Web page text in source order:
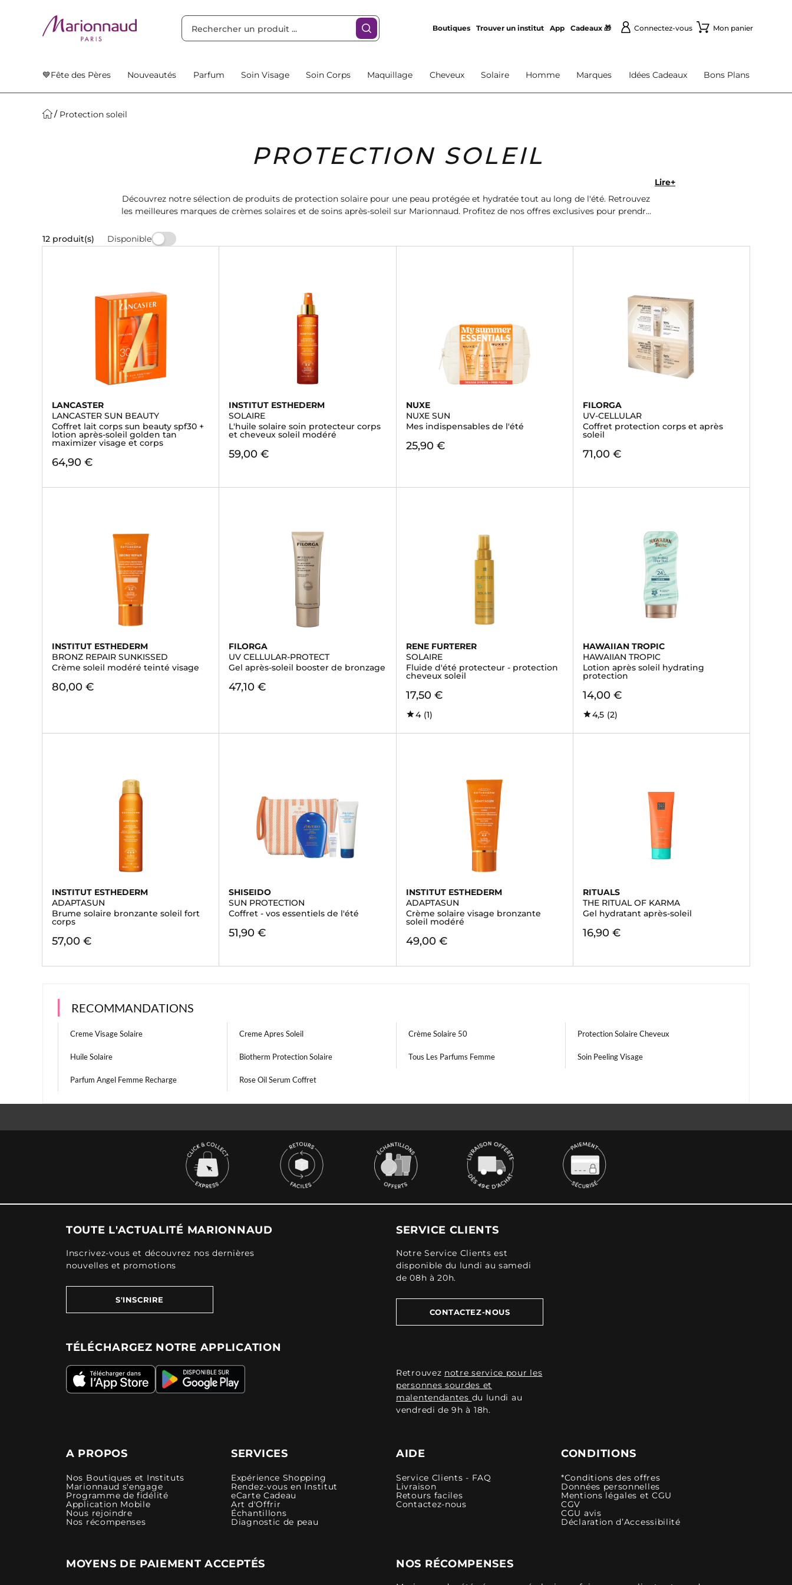
Boutiques Trouver un institut App Cadeaux 🎁 Connectez-vous Mon panier
💙Fête des Pères Nouveautés Parfum Soin Visage Soin Corps Maquillage Cheveux Solaire Homme Marques Idées Cadeaux Bons Plans
Protection soleil
PROTECTION SOLEIL
Découvrez notre sélection de produits de protection solaire pour une peau protégée et hydratée tout au long de l'été. Retrouvez
les meilleures marques de crèmes solaires et de soins après-soleil sur Marionnaud. Profitez de nos offres exclusives pour prendre
Lire+
12 produit(s) Disponible
LANCASTER
LANCASTER SUN BEAUTY
Coffret lait corps sun beauty spf30 +
lotion après-soleil golden tan
maximizer visage et corps
64,90 €
INSTITUT ESTHEDERM
SOLAIRE
L'huile solaire soin protecteur corps
et cheveux soleil modéré
59,00 €
NUXE
NUXE SUN
Mes indispensables de l'été
25,90 €
FILORGA
UV-CELLULAR
Coffret protection corps et après
soleil
71,00 €
INSTITUT ESTHEDERM
BRONZ REPAIR SUNKISSED
Crème soleil modéré teinté visage
80,00 €
FILORGA
UV CELLULAR-PROTECT
Gel après-soleil booster de bronzage
47,10 €
RENE FURTERER
SOLAIRE
Fluide d'été protecteur - protection
cheveux soleil
17,50 €
4 (1)
HAWAIIAN TROPIC
HAWAIIAN TROPIC
Lotion après soleil hydrating
protection
14,00 €
4,5 (2)
INSTITUT ESTHEDERM
ADAPTASUN
Brume solaire bronzante soleil fort
corps
57,00 €
SHISEIDO
SUN PROTECTION
Coffret - vos essentiels de l'été
51,90 €
INSTITUT ESTHEDERM
ADAPTASUN
Crème solaire visage bronzante
soleil modéré
49,00 €
RITUALS
THE RITUAL OF KARMA
Gel hydratant après-soleil
16,90 €
RECOMMANDATIONS
Creme Visage Solaire Creme Apres Soleil Crème Solaire 50 Protection Solaire Cheveux
Huile Solaire Biotherm Protection Solaire Tous Les Parfums Femme Soin Peeling Visage
Parfum Angel Femme Recharge Rose Oil Serum Coffret
TOUTE L'ACTUALITÉ MARIONNAUD
Inscrivez-vous et découvrez nos dernières
nouvelles et promotions
S'INSCRIRE
TÉLÉCHARGEZ NOTRE APPLICATION
SERVICE CLIENTS
Notre Service Clients est
disponible du lundi au samedi
de 08h à 20h.
CONTACTEZ-NOUS
Retrouvez notre service pour les
personnes sourdes et
malentendantes du lundi au
vendredi de 9h à 18h.
A PROPOS
Nos Boutiques et Instituts
Marionnaud s'engage
Programme de fidélité
Application Mobile
Nous rejoindre
Nos récompenses
SERVICES
Expérience Shopping
Rendez-vous en Institut
eCarte Cadeau
Art d'Offrir
Échantillons
Diagnostic de peau
AIDE
Service Clients - FAQ
Livraison
Retours faciles
Contactez-nous
CONDITIONS
*Conditions des offres
Données personnelles
Mentions légales et CGU
CGV
CGU avis
Déclaration d’Accessibilité
MOYENS DE PAIEMENT ACCEPTÉS NOS RÉCOMPENSES